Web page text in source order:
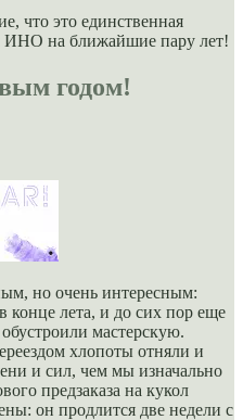
что это единственная
ИНО на ближайшие пару лет!
годом!
но очень интересным:
конце лета, и до сих пор еще
мастерскую.
хлопоты отняли и
и сил, чем мы изначально
предзаказа на кукол
он продлится две недели с